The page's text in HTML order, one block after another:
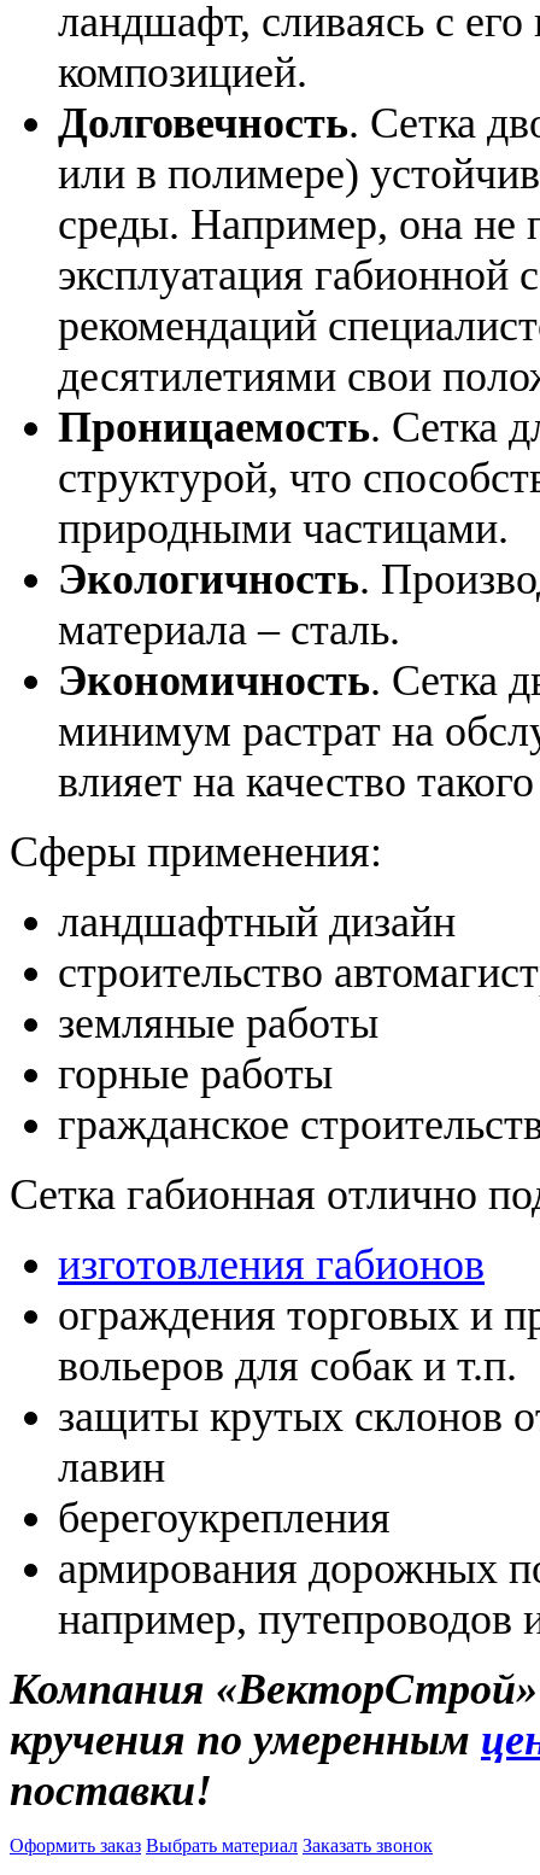
ландшафт, сливаясь с
композицией.
Долговечность. Сетка
или в полимере)
среды. Например, она не
эксплуатация габионной
рекомендаций
десятилетиями свои
Проницаемость. Сетка
структурой, что
природными частицами.
Экологичность.
материала – сталь.
Экономичность. Сетка
минимум растрат на
влияет на качество
Сферы применения:
ландшафтный дизайн
строительство
земляные работы
горные работы
гражданское
Сетка габионная отлично
изготовления габионов
ограждения торговых и
вольеров для собак и т.п.
защиты крутых склонов
лавин
берегоукрепления
армирования дорожных
например, путепроводов
Компания «ВекторСтрой»
кручения по умеренным
поставки!
Оформить заказ Выбрать материал Заказать звонок